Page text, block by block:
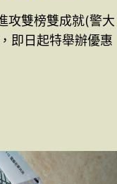
攻雙榜雙成就(警大
即日起特舉辦優惠